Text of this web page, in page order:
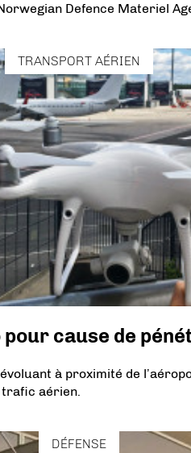
Defence Materiel
TRANSPORT AÉRIEN
cause de
à proximité de
aérien.
DÉFENSE